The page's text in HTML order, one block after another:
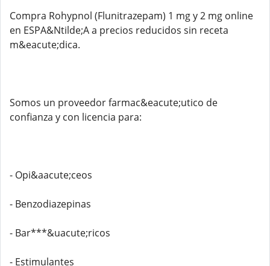
Compra Rohypnol (Flunitrazepam) 1 mg y 2 mg online
en ESPA&Ntilde;A a precios reducidos sin receta
m&eacute;dica.
Somos un proveedor farmac&eacute;utico de
confianza y con licencia para:
- Opi&aacute;ceos
- Benzodiazepinas
- Bar***&uacute;ricos
- Estimulantes